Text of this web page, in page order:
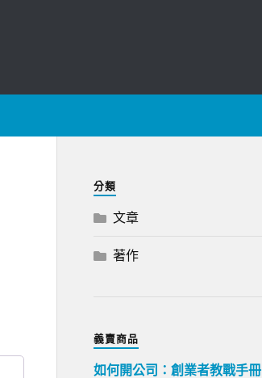
分類
文章
著作
義賣商品
如何開公司：創業者教戰手冊